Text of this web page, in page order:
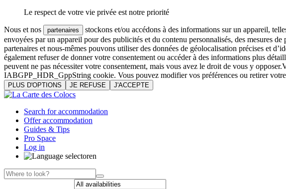
Le respect de votre vie privée est notre priorité
Nous et nos partenaires
stockons et/ou accédons à des informations sur un appareil,
envoyées par un appareil pour des publicités et du contenu personnalisés, des mesures
partenaires et nous-mêmes pouvons utiliser des données de géolocalisation précises et
également refuser de donner votre consentement ou accéder à des informations plus
peuvent ne pas nécessiter votre consentement, mais vous avez le droit de vous y
IABGPP_HDR_GppString cookie. Vous pouvez modifier vos préférences ou retirer
PLUS D'OPTIONS JE REFUSE J'ACCEPTE
Search for accommodation
Offer accommodation
Guides & Tips
Pro Space
Log in
en